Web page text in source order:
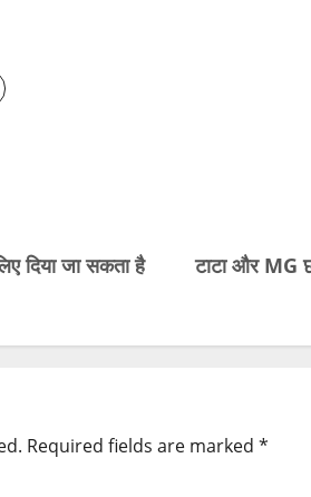
दिया जा सकता है
टाटा और MG
Required fields are marked *